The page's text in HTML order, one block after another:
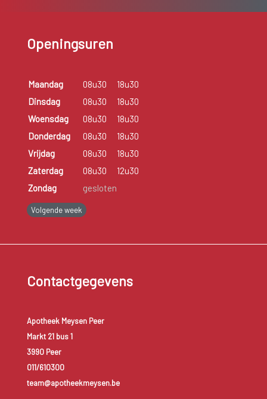
Openingsuren
Maandag 08u30
18u30
Dinsdag
08u30
18u30
Woensdag
08u30
18u30
Donderdag
08u30
18u30
Vrijdag
08u30
18u30
Zaterdag
08u30
12u30
Zondag
gesloten
Volgende week
Contactgegevens
Apotheek Meysen Peer
Markt 21 bus 1
3990 Peer
011/610300
team@apotheekmeysen.be